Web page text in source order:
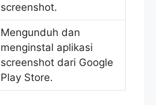
screenshot.
Mengunduh dan
menginstal aplikasi
screenshot dari Google
Play Store.